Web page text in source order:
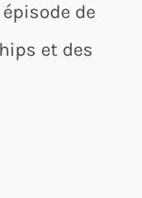
de
et des